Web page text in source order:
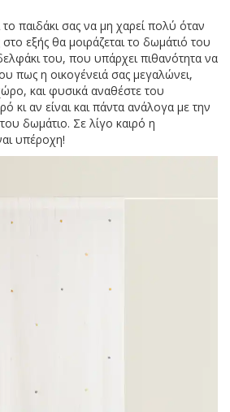
παιδάκι σας να μη χαρεί πολύ όταν
εξής θα μοιράζεται το δωμάτιό του
του, που υπάρχει πιθανότητα να
πως η οικογένειά σας μεγαλώνει,
και φυσικά αναθέστε του
κι αν είναι και πάντα ανάλογα με την
δωμάτιο. Σε λίγο καιρό η
υπέροχη!